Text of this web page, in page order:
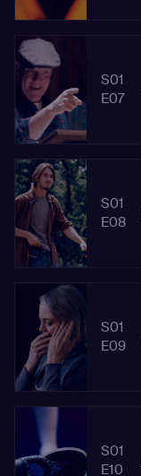
S01
E07
S01
E08
S01
E09
S01
E10